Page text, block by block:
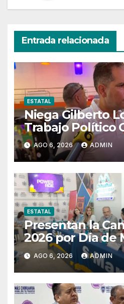
Entrada relacionada
ESTATAL
Niega Gilberto
Trabajo Político
De Exempleados
AGO 6, 2026 ADMIN
ESTATAL
Presentan la
2026 por Día de
AGO 6, 2026 ADMIN